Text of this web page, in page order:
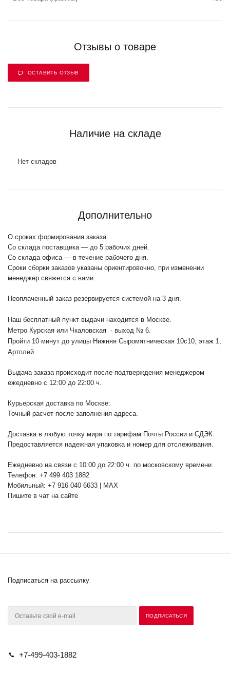
Отзывы о товаре
ОСТАВИТЬ ОТЗЫВ
Наличие на складе
Нет складов
Дополнительно
О сроках формирования заказа:
Со склада поставщика — до 5 рабочих дней.
Со склада офиса — в течение рабочего дня.
Сроки сборки заказов указаны ориентировочно, при изменении
менеджер свяжется с вами.
Неоплаченный заказ резервируется системой на 3 дня.
Наш бесплатный пункт выдачи находится в Москве.
Метро Курская или Чкаловская - выход № 6.
Пройти 10 минут до улицы Нижняя Сыромятническая 10с10, этаж 1,
Артплей.
Выдача заказа происходит после подтверждения менеджером
ежедневно с 12:00 до 22:00 ч.
Курьерская доставка по Москве:
Точный расчет после заполнения адреса.
Доставка в любую точку мира по тарифам Почты России и СДЭК.
Предоставляется надежная упаковка и номер для отслеживания.
Ежедневно на связи с 10:00 до 22:00 ч. по московскому времени.
Телефон: +7 499 403 1882
Мобильный: +7 916 040 6633 | MAX
Пишите в чат на сайте
Подписаться на рассылку
+7-499-403-1882